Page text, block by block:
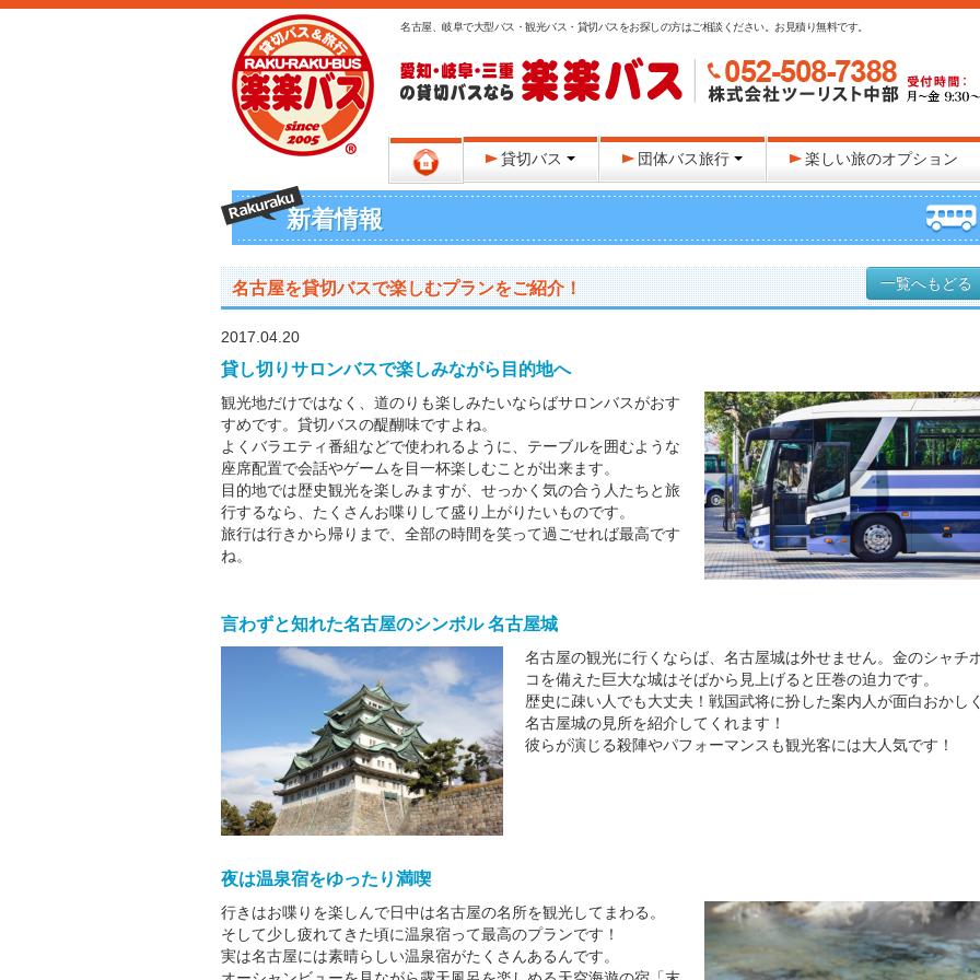
名古屋、岐阜で大型バス・観光バス・貸切バスをお探しの方はご相談ください。お見積り無料です。
貸切バス 団体バス旅行 楽しい旅のオプション
新着情報
一覧へもどる
名古屋を貸切バスで楽しむプランをご紹介！
2017.04.20
貸し切りサロンバスで楽しみながら目的地へ
観光地だけではなく、道のりも楽しみたいならばサロンバスがおす
すめです。貸切バスの醍醐味ですよね。
よくバラエティ番組などで使われるように、テーブルを囲むような
座席配置で会話やゲームを目一杯楽しむことが出来ます。
目的地では歴史観光を楽しみますが、せっかく気の合う人たちと旅
行するなら、たくさんお喋りして盛り上がりたいものです。
旅行は行きから帰りまで、全部の時間を笑って過ごせれば最高です
ね。
言わずと知れた名古屋のシンボル 名古屋城
名古屋の観光に行くならば、名古屋城は外せません。金のシャチ
コを備えた巨大な城はそばから見上げると圧巻の迫力です。
歴史に疎い人でも大丈夫！戦国武将に扮した案内人が面白おかし
名古屋城の見所を紹介してくれます！
彼らが演じる殺陣やパフォーマンスも観光客には大人気です！
夜は温泉宿をゆったり満喫
行きはお喋りを楽しんで日中は名古屋の名所を観光してまわる。
そして少し疲れてきた頃に温泉宿って最高のプランです！
実は名古屋には素晴らしい温泉宿がたくさんあるんです。